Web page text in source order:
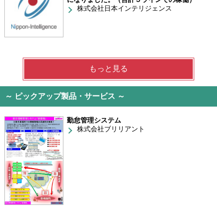
株式会社日本インテリジェンス
もっと見る
～ ピックアップ製品・サービス ～
勤怠管理システム
株式会社ブリリアント